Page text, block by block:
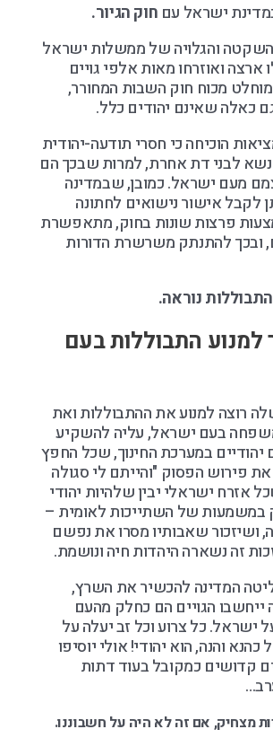
ישראל עם חוק הגיור.
והגלויה של ממשלות ישראל
ארצה ואוזרחו מאות אלפי גויים
מכוח חוק השבות המחורר,
כאלה שאינם יהודים כלל.
הוכיחה כי חסרי תודעה-יהודית
לבני דת אחרת, למרות שבכך הם
מעם ישראל. כמובן, שבמדינה
לקבל אישור נישואים לחתונה
פרצות שונות בחוק, מתאפשרת
ובכך להתנתק משרשרת הדורות
נוראה.
התבוללות בעם
רוצה למנוע את ההתבוללות ואת
בעם ישראל, עליה להשקיע
במערכת החינוך, שכל החפץ
את פירוש הפסוק "והייתם לי סגולה
אזרח ישראלי יבין שלהיות יהודי
במשמעות של השתייכות לאומית –
ושיזכור שאבותיו מסרו את נפשם
זה נשארה היהדות חיה ונושמת.
המדינה להכשיר את השרץ,
הגויים הם כחלק מהעם
ישראל. כל צרוע וכל זב יעלה על
כהנא והנה, הוא יהודי! אולי יוסיפו
קדושים כמקובל בעוד דתות
מצחיק, אם זה לא היה על חשבוננו.